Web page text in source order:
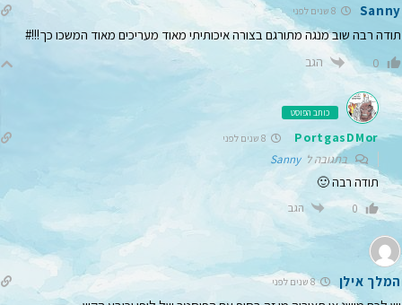
Sanny 8 שנים לפני
תודה רבה שוב מנגה מתורגם בצורה איכותיתי מאוד מעריכים מאוד המשכו כך!!!#
0 הגב
כותב הפוסט
PortgasDMor
בתגובה לSanny
תודה רבה 🙂
0 הגב
המלך אילן 8 שנים לפני